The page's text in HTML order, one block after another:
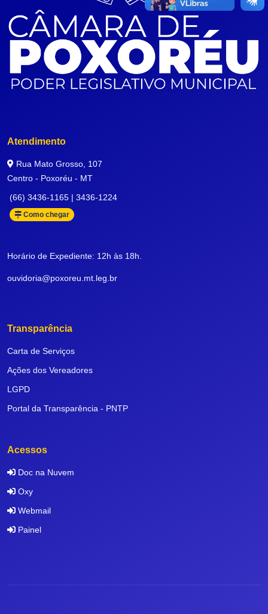
Atendimento
Rua Mato Grosso, 107
Centro - Poxoréu - MT
(66) 3436-1165 | 3436-1224
Como chegar
Horário de Expediente: 12h às 18h.
ouvidoria@poxoreu.mt.leg.br
Transparência
Carta de Serviços
Ações dos Vereadores
LGPD
Portal da Transparência - PNTP
Acessos
Doc na Nuvem
Oxy
Webmail
Painel